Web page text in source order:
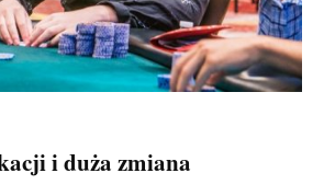
i duża zmiana